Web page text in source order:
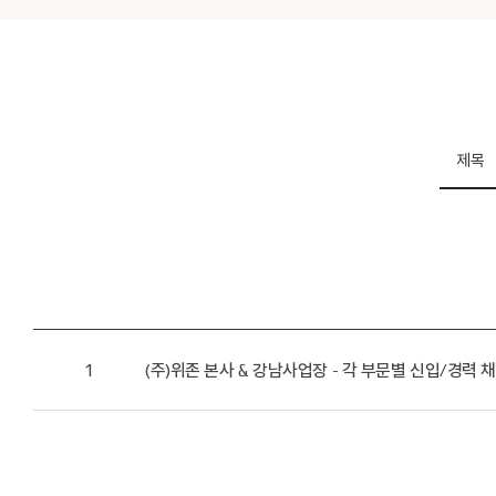
제목
1 (주)위존 본사 & 강남사업장 - 각 부문별 신입/경력